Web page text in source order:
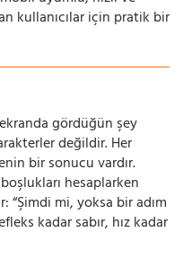
kullanıcılar için pratik bir
gördüğün şey
değildir. Her
bir sonucu vardır.
hesaplarken
“Şimdi mi, yoksa bir adım
kadar sabır, hız kadar